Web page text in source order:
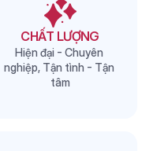
CHẤT LƯỢNG
Hiện đại - Chuyên
nghiệp, Tận tình - Tận
tâm